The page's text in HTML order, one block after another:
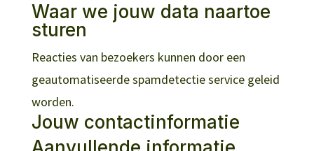
Waar we jouw data naartoe
sturen
Reacties van bezoekers kunnen door een
geautomatiseerde spamdetectie service geleid
worden.
Jouw contactinformatie